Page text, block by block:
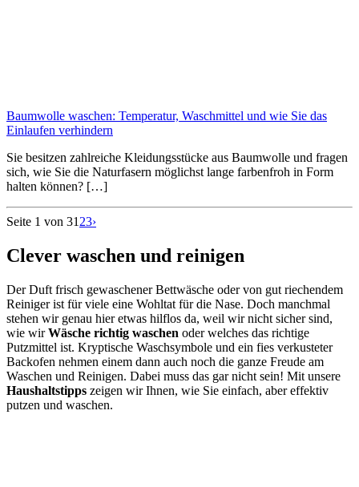
Baumwolle waschen: Temperatur, Waschmittel und wie Sie das
Einlaufen verhindern
Sie besitzen zahlreiche Kleidungsstücke aus Baumwolle und fragen
sich, wie Sie die Naturfasern möglichst lange farbenfroh in Form
halten können? […]
Seite 1 von 31 23›
Clever waschen und reinigen
Der Duft frisch gewaschener Bettwäsche oder von gut riechendem
Reiniger ist für viele eine Wohltat für die Nase. Doch manchmal
stehen wir genau hier etwas hilflos da, weil wir nicht sicher sind,
wie wirWäsche richtig waschen oder welches das richtige
Putzmittel ist. Kryptische Waschsymbole und ein fies verkusteter
Backofen nehmen einem dann auch noch die ganze Freude am
Waschen und Reinigen. Dabei muss das gar nicht sein! Mit unsere
Haushaltstipps zeigen wir Ihnen, wie Sie einfach, aber effektiv
putzen und waschen.